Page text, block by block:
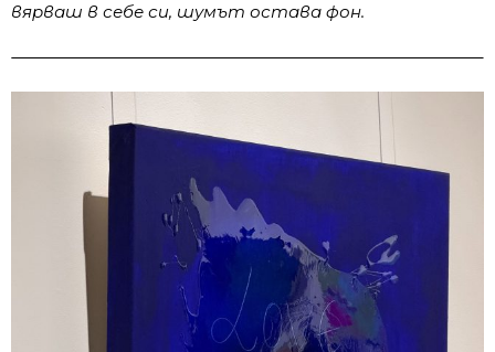
вярваш в себе си, шумът остава фон.